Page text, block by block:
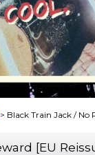
> Black Train Jack / No
[EU